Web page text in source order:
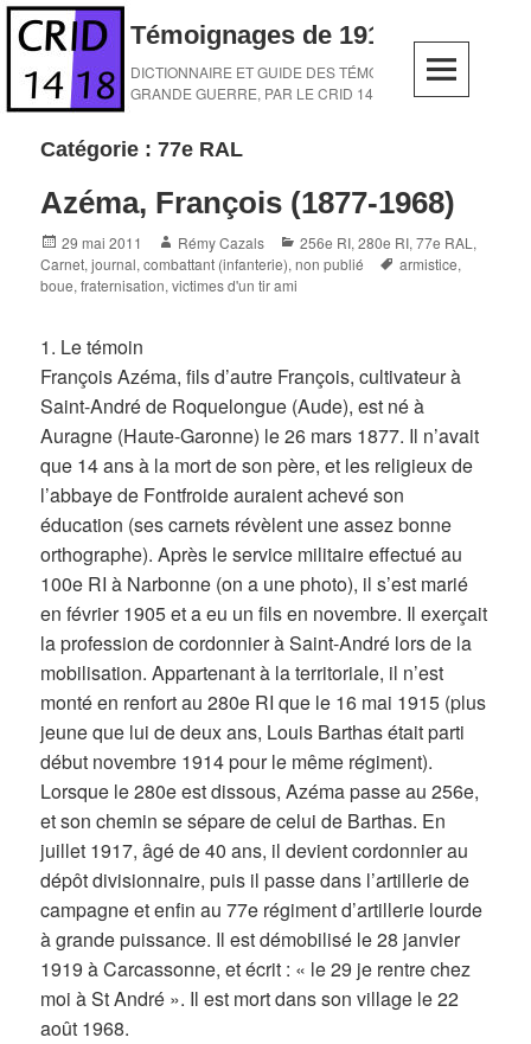
Skip
content
Témoignages de 1914-1918
DICTIONNAIRE ET GUIDE DES TÉMOINS DE LA
GRANDE GUERRE, PAR LE CRID 14-18
Catégorie :77e RAL
Azéma, François (1877-1968)
Posted
on
29 mai 2011 Author
Rémy Cazals Categories
256e RI,280e RI,77e RAL ,
Carnet, journal,combattant (infanterie),non publié Tags
armistice,
boue,fraternisation,victimes d'un tir ami
1. Le témoin
François Azéma, fils d’autre François, cultivateur à
Saint-André de Roquelongue (Aude), est né à
Auragne (Haute-Garonne) le 26 mars 1877. Il n’avait
que 14 ans à la mort de son père, et les religieux de
l’abbaye de Fontfroide auraient achevé son
éducation (ses carnets révèlent une assez bonne
orthographe). Après le service militaire effectué au
100e RI à Narbonne (on a une photo), il s’est marié
en février 1905 et a eu un fils en novembre. Il exerçait
la profession de cordonnier à Saint-André lors de la
mobilisation. Appartenant à la territoriale, il n’est
monté en renfort au 280e RI que le 16 mai 1915 (plus
jeune que lui de deux ans, Louis Barthas était parti
début novembre 1914 pour le même régiment).
Lorsque le 280e est dissous, Azéma passe au 256e,
et son chemin se sépare de celui de Barthas. En
juillet 1917, âgé de 40 ans, il devient cordonnier au
dépôt divisionnaire, puis il passe dans l’artillerie de
campagne et enfin au 77e régiment d’artillerie lourde
à grande puissance. Il est démobilisé le 28 janvier
1919 à Carcassonne, et écrit : « le 29 je rentre chez
moi à St André ». Il est mort dans son village le 22
août 1968.